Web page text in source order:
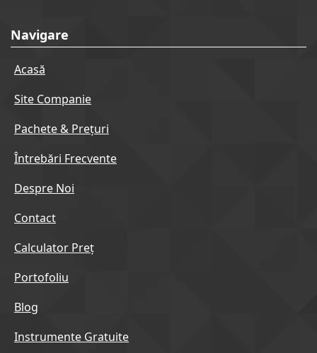
Navigare
Acasă
Site Companie
Pachete & Prețuri
Întrebări Frecvente
Despre Noi
Contact
Calculator Preț
Portofoliu
Blog
Instrumente Gratuite